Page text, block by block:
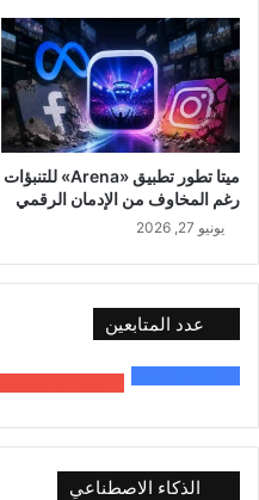
ميتا تطور تطبيق «Arena» للتنبؤات
رغم المخاوف من الإدمان الرقمي
يونيو 27, 2026
عدد المتابعين
الذكاء الاصطناعي